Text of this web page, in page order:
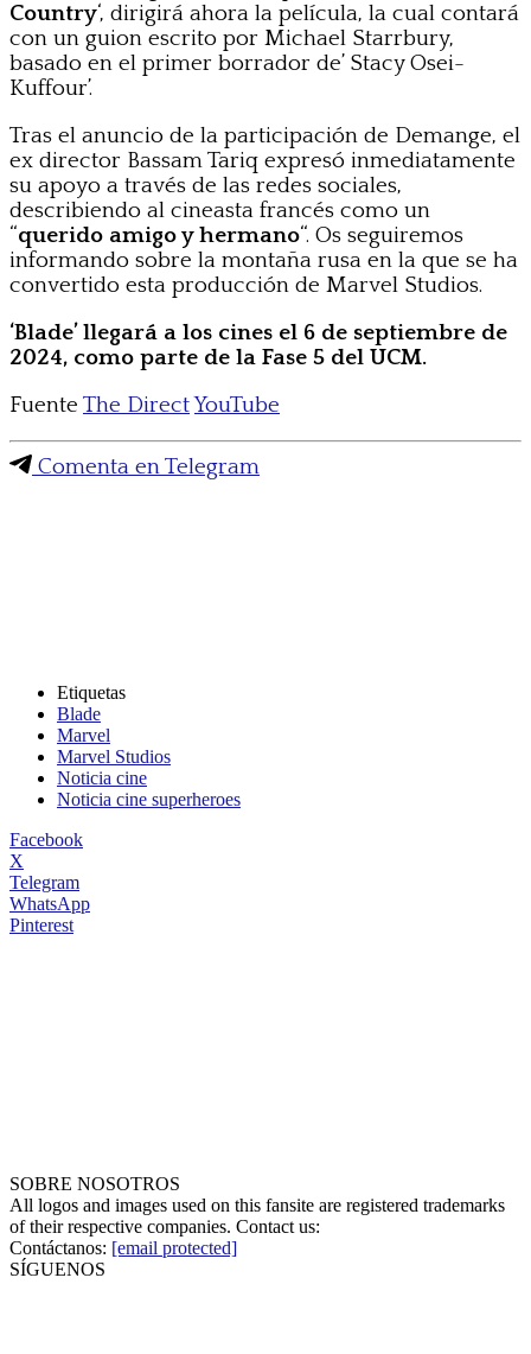
Country‘, dirigirá ahora la película, la cual contará
con un guion escrito por Michael Starrbury,
basado en el primer borrador de’ Stacy Osei-
Kuffour’.
Tras el anuncio de la participación de Demange, el
ex director Bassam Tariq expresó inmediatamente
su apoyo a través de las redes sociales,
describiendo al cineasta francés como un
“querido amigo y hermano“. Os seguiremos
informando sobre la montaña rusa en la que se ha
convertido esta producción de Marvel Studios.
‘Blade’ llegará a los cines el 6 de septiembre de
2024, como parte de la Fase 5 del UCM.
Fuente The DirectYouTube
Comenta en Telegram
Etiquetas
Blade
Marvel
Marvel Studios
Noticia cine
Noticia cine superheroes
Facebook
X
Telegram
WhatsApp
Pinterest
SOBRE NOSOTROS
All logos and images used on this fansite are registered trademarks
of their respective companies. Contact us:
Contáctanos: [email protected]
SÍGUENOS